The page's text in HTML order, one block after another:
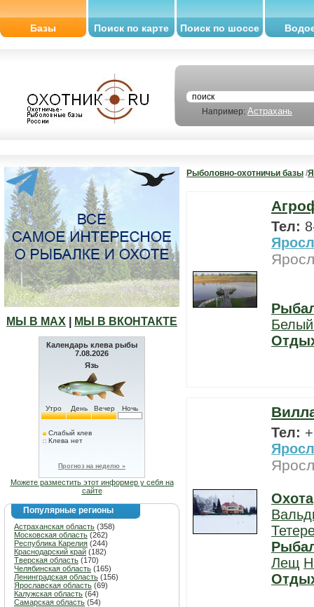
Базы Поиск по карте Поиск по шоссе
Например: Астрахань
МЫ В МАХ МЫ В ВКОНТАКТЕ
Календарь клева рыбы
7.08.2026
Язь
Утро День Вечер Ночь
Слабый клев
Клева нет
Прогноз на неделю »
Можете разместить этот информер у себя на
сайте
Популярные регионы
Астраханская область (358)
Московская область (262)
Республика Карелия (244)
Краснодарский край (182)
Тверская область (170)
Челябинская область (165)
Ленинградская область (156)
Ярославская область (69)
Калужская область (64)
Самарская область (54)
Рыболовно-охотничьи базы /
Тел:
Тел:
Охота
Лещ